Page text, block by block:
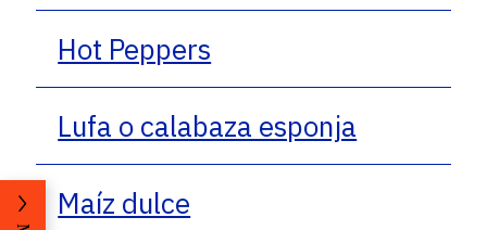
Hot Peppers
Lufa o calabaza esponja
Maíz dulce